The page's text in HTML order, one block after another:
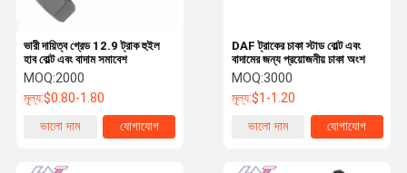
ভারী দায়িত্ব গ্রেড 12.9 ট্রাক হুইল
হাব বোল্ট এবং বাদাম সমাবেশ
MOQ:2000
মূল্য:$0.80-1.80
ভালো দাম
যোগাযোগ
DAF ট্রাকের চাকা স্টাড বোল্ট এবং
বাদামের জন্য প্রয়োজনীয় চাকা অংশ
MOQ:3000
মূল্য:$1-1.20
ভালো দাম
যোগাযোগ